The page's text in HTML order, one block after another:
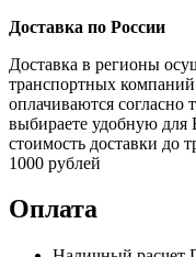
Доставка по России
Доставка в регионы
транспортных
оплачиваются
выбираете удобную
стоимость доставки до
1000 рублей
Оплата